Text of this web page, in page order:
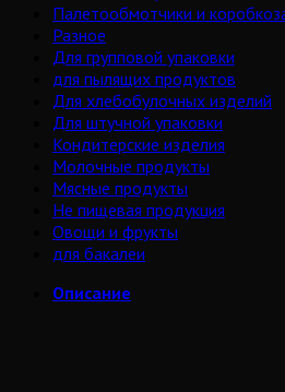
Палетообмотчики и
Разное
Для групповой упаковки
для пылящих продуктов
Для хлебобулочных изделий
Для штучной упаковки
Кондитерские изделия
Молочные продукты
Мясные продукты
Не пищевая продукция
Овощи и фрукты
для бакалеи
Описание